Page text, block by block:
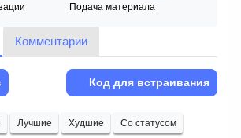
Подача материала
Комментарии
Код для встраивания
Лучшие Худшие Со статусом